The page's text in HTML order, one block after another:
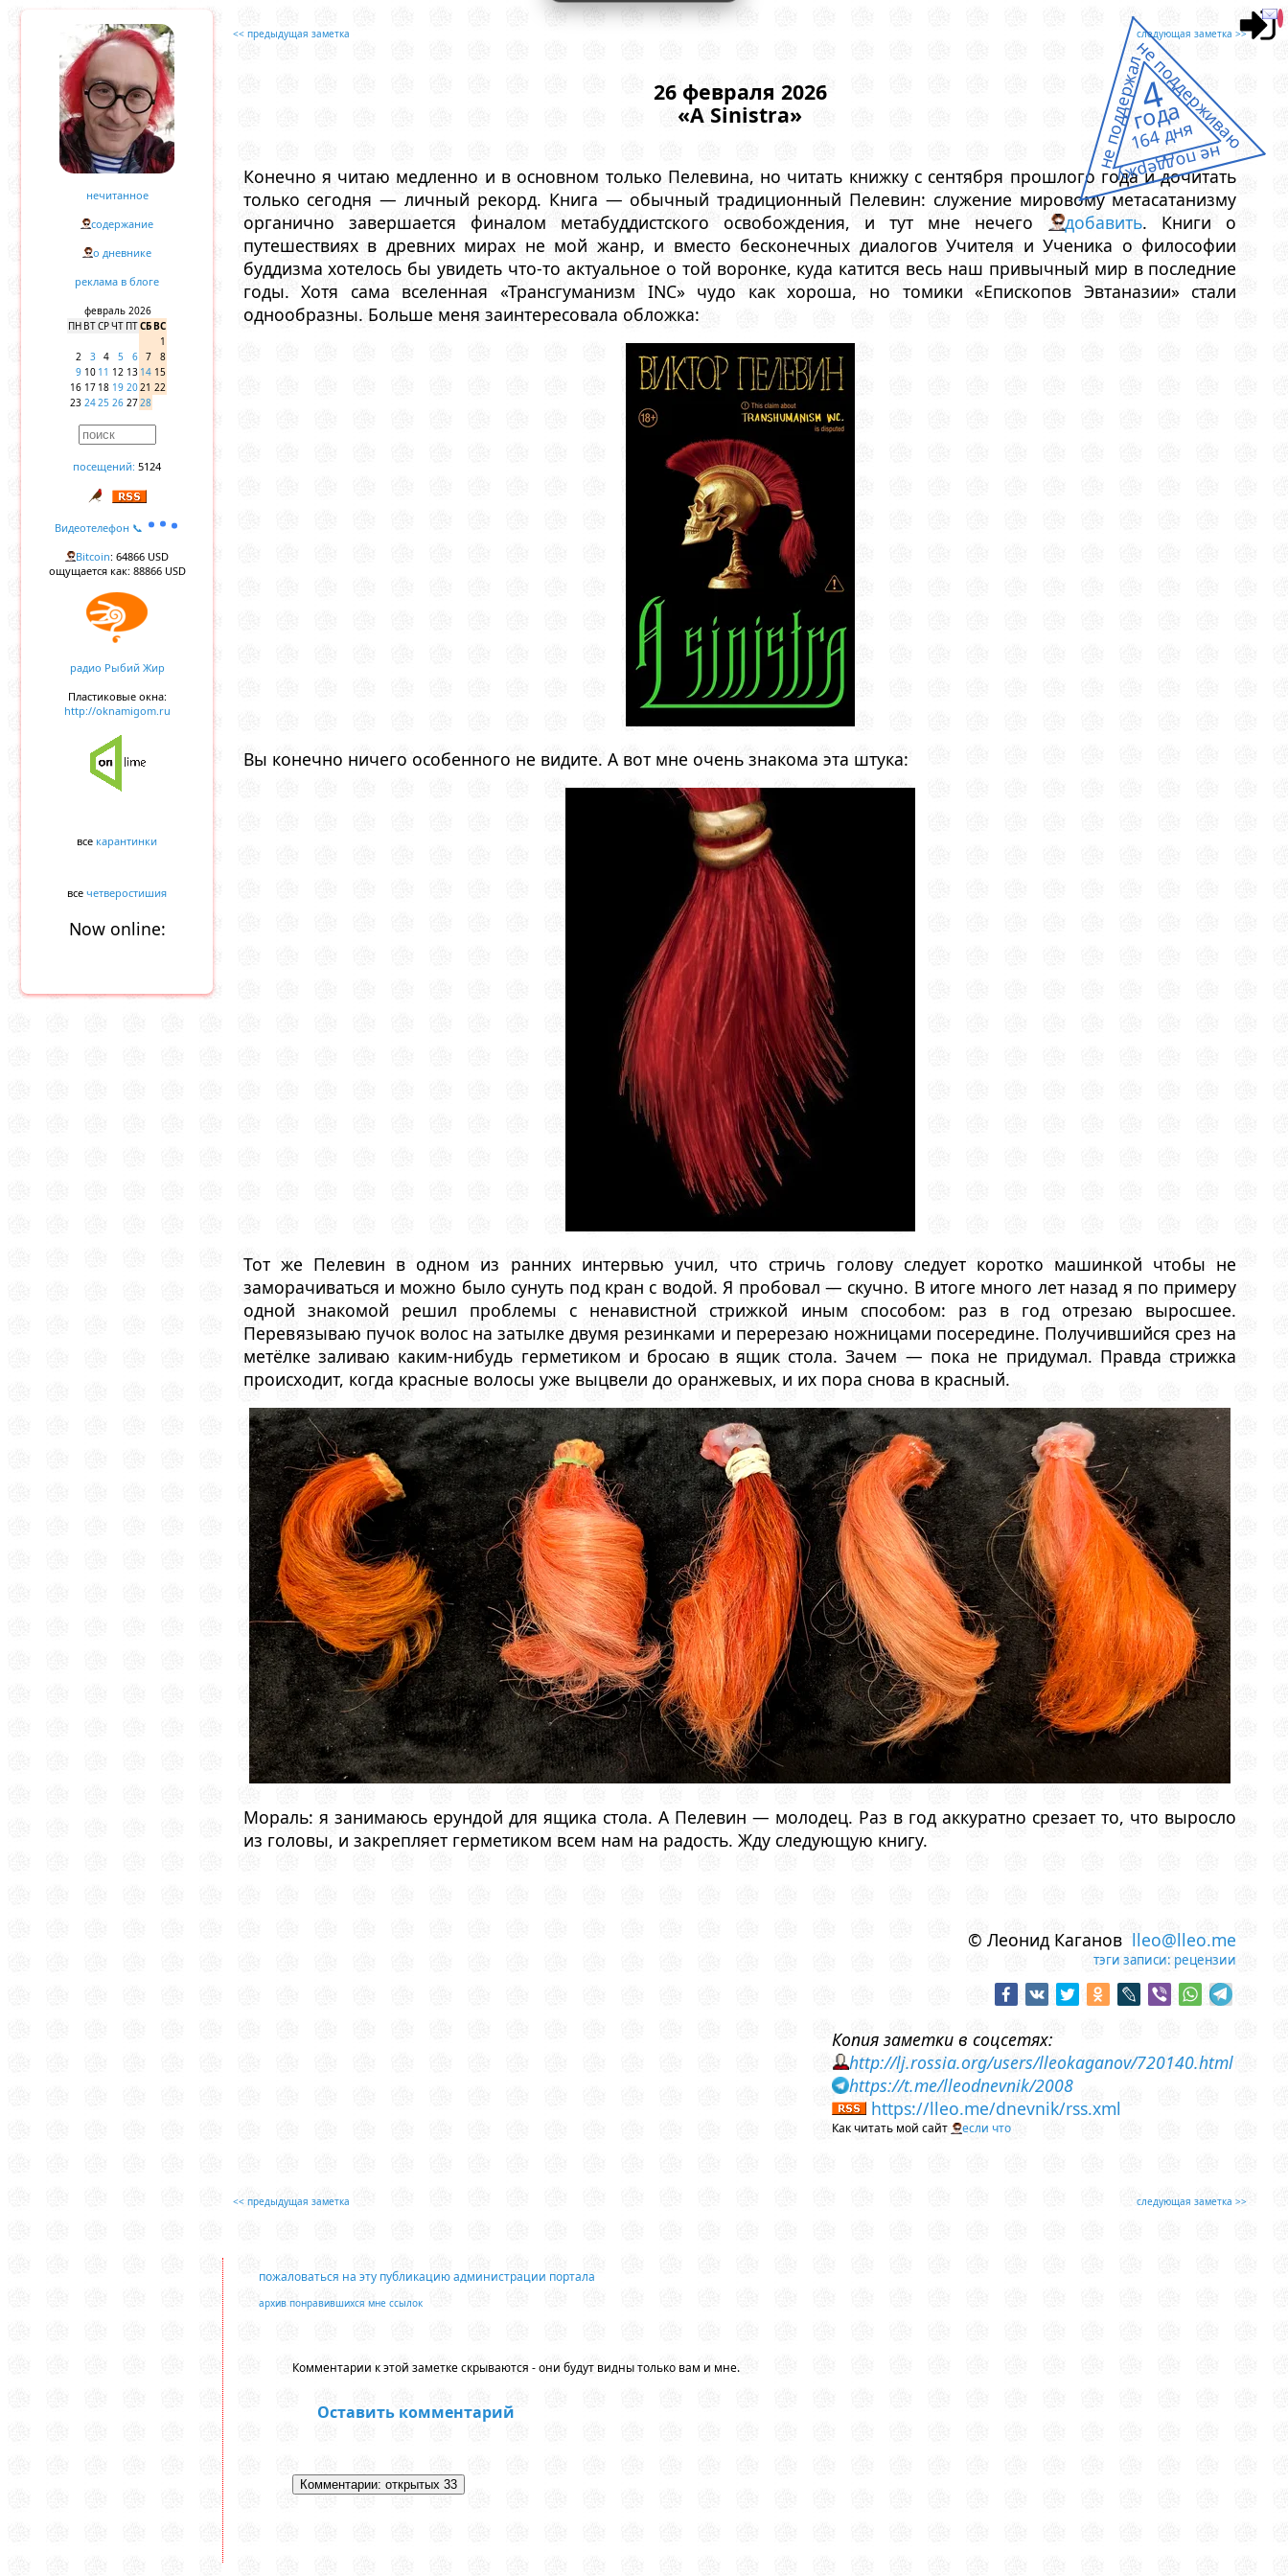
нечитанное
содержание
о дневнике
реклама в блоге
февраль 2026
ПН ВТСРЧТ ПТСБВС
1
2
3 4 5 6 7
8
9 10 11 12 13 14 15
16 17 18 19 2021 22
23 2425 26 2728
посещений: 5124
Видеотелефон 📞
Bitcoin: 64866 USD
ощущается как: 88866 USD
радио Рыбий Жир
Пластиковые окна:
http://oknamigom.ru
все карантинки
все четверостишия
Now online:
<< предыдущая заметка следующая заметка >>
26 февраля 2026
«A Sinistra»
Конечно я читаю медленно и в основном только Пелевина, но читать книжку с сентября прошлого года и дочитать
только сегодня — личный рекорд. Книга — обычный традиционный Пелевин: служение мировому метасатанизму
органично завершается финалом метабуддистского освобождения, и тут мне нечего
добавить. Книги о
путешествиях в древних мирах не мой жанр, и вместо бесконечных диалогов Учителя и Ученика о философии
буддизма хотелось бы увидеть что-то актуальное о той воронке, куда катится весь наш привычный мир в последние
годы. Хотя сама вселенная «Трансгуманизм INC» чудо как хороша, но томики «Епископов Эвтаназии» стали
однообразны. Больше меня заинтересовала обложка:
Вы конечно ничего особенного не видите. А вот мне очень знакома эта штука:
Тот же Пелевин в одном из ранних интервью учил, что стричь голову следует коротко машинкой чтобы не
заморачиваться и можно было сунуть под кран с водой. Я пробовал — скучно. В итоге много лет назад я по примеру
одной знакомой решил проблемы с ненавистной стрижкой иным способом: раз в год отрезаю выросшее.
Перевязываю пучок волос на затылке двумя резинками и перерезаю ножницами посередине. Получившийся срез на
метёлке заливаю каким-нибудь герметиком и бросаю в ящик стола. Зачем — пока не придумал. Правда стрижка
происходит, когда красные волосы уже выцвели до оранжевых, и их пора снова в красный.
Мораль: я занимаюсь ерундой для ящика стола. А Пелевин — молодец. Раз в год аккуратно срезает то, что выросло
из головы, и закрепляет герметиком всем нам на радость. Жду следующую книгу.
© Леонид Каганов lleo@lleo.me
тэги записи: рецензии
Копия заметки в соцсетях:
http://lj.rossia.org/users/lleokaganov/720140.html
https://t.me/lleodnevnik/2008
https://lleo.me/dnevnik/rss.xml
Как читать мой сайт если что
<< предыдущая заметка следующая заметка >>
пожаловаться на эту публикацию администрации портала
архив понравившихся мне ссылок
Комментарии к этой заметке скрываются - они будут видны только вам и мне.
Оставить комментарий
не поддержалне поддерживаю
не поддержу
4
года
164 дня